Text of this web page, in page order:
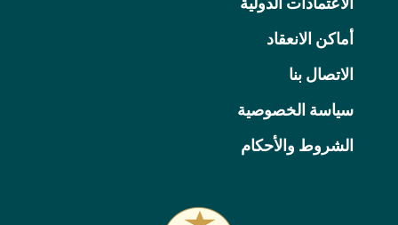
أماكن الانعقاد
الاتصال بنا
سياسة الخصوصية
الشروط والأحكام